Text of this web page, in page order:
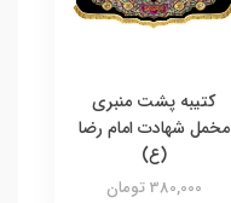
کتیبه پشت منبری
مخمل شهادت امام رضا
(ع)
380,000 تومان